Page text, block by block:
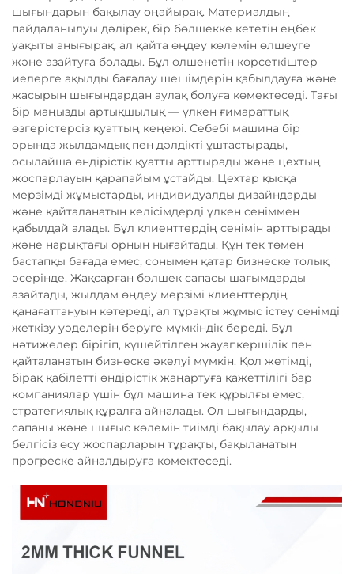
шығындарын бақылау оңайырақ. Материалдың
пайдаланылуы дәлірек, бір бөлшекке кететін еңбек
уақыты анығырақ, ал қайта өңдеу көлемін өлшеуге
және азайтуға болады. Бұл өлшенетін көрсеткіштер
иелерге ақылды бағалау шешімдерін қабылдауға және
жасырын шығындардан аулақ болуға көмектеседі. Тағы
бір маңызды артықшылық — үлкен ғимараттық
өзгерістерсіз қуаттың кеңеюі. Себебі машина бір
орында жылдамдық пен дәлдікті ұштастырады,
осылайша өндірістік қуатты арттырады және цехтың
жоспарлауын қарапайым ұстайды. Цехтар қысқа
мерзімді жұмыстарды, индивидуалды дизайндарды
және қайталанатын келісімдерді үлкен сеніммен
қабылдай алады. Бұл клиенттердің сенімін арттырады
және нарықтағы орнын нығайтады. Құн тек төмен
бастапқы бағада емес, сонымен қатар бизнеске толық
әсерінде. Жақсарған бөлшек сапасы шағымдарды
азайтады, жылдам өңдеу мерзімі клиенттердің
қанағаттануын көтереді, ал тұрақты жұмыс істеу сенімді
жеткізу уәделерін беруге мүмкіндік береді. Бұл
нәтижелер бірігіп, күшейтілген жауапкершілік пен
қайталанатын бизнеске әкелуі мүмкін. Қол жетімді,
бірақ қабілетті өндірістік жаңартуға қажеттілігі бар
компаниялар үшін бұл машина тек құрылғы емес,
стратегиялық құралға айналады. Ол шығындарды,
сапаны және шығыс көлемін тиімді бақылау арқылы
белгісіз өсу жоспарларын тұрақты, бақыланатын
прогреске айналдыруға көмектеседі.